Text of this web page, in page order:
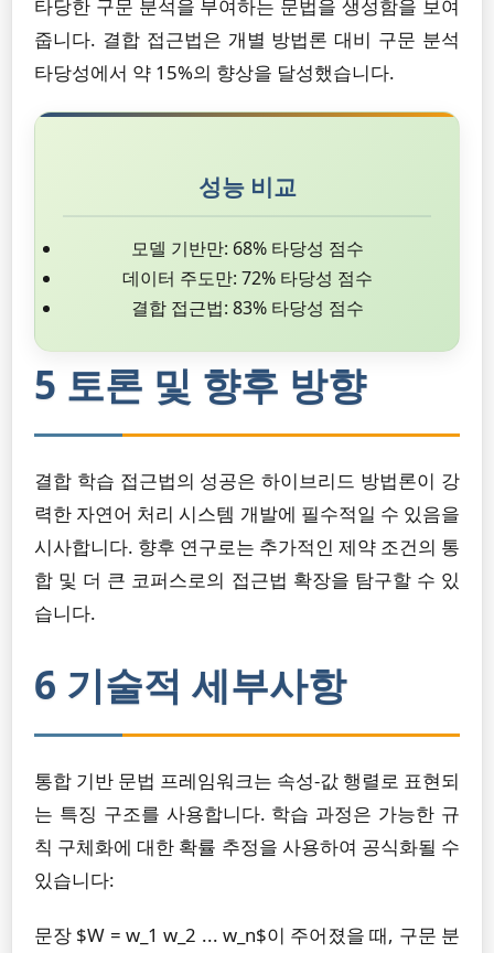
타당한 구문 분석을 부여하는 문법을 생성함을 보여
줍니다. 결합 접근법은 개별 방법론 대비 구문 분석
타당성에서 약 15%의 향상을 달성했습니다.
성능 비교
모델 기반만: 68% 타당성 점수
데이터 주도만: 72% 타당성 점수
결합 접근법: 83% 타당성 점수
5 토론 및 향후 방향
결합 학습 접근법의 성공은 하이브리드 방법론이 강
력한 자연어 처리 시스템 개발에 필수적일 수 있음을
시사합니다. 향후 연구로는 추가적인 제약 조건의 통
합 및 더 큰 코퍼스로의 접근법 확장을 탐구할 수 있
습니다.
6 기술적 세부사항
통합 기반 문법 프레임워크는 속성-값 행렬로 표현되
는 특징 구조를 사용합니다. 학습 과정은 가능한 규
칙 구체화에 대한 확률 추정을 사용하여 공식화될 수
있습니다:
문장 $W = w_1 w_2 ... w_n$이 주어졌을 때, 구문 분